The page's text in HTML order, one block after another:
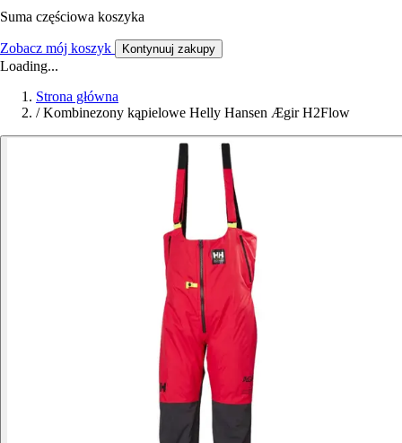
Suma częściowa koszyka
Zobacz mój koszyk Kontynuuj zakupy
Loading...
Strona główna
/ Kombinezony kąpielowe Helly Hansen Ægir H2Flow